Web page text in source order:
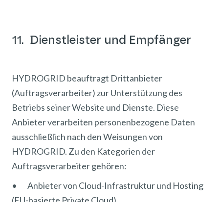
11. Dienstleister und Empfänger
HYDROGRID beauftragt Drittanbieter
(Auftragsverarbeiter) zur Unterstützung des
Betriebs seiner Website und Dienste. Diese
Anbieter verarbeiten personenbezogene Daten
ausschließlich nach den Weisungen von
HYDROGRID. Zu den Kategorien der
Auftragsverarbeiter gehören:
• Anbieter von Cloud-Infrastruktur und Hosting